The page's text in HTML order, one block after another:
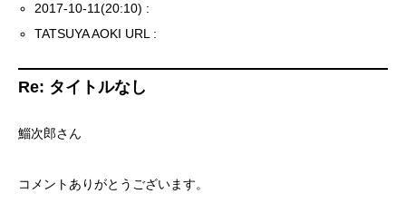
2017-10-11(20:10) :
TATSUYA AOKI URL :
Re: タイトルなし
鯔次郎さん
コメントありがとうございます。